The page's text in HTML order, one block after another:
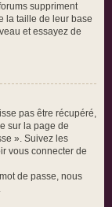
suppriment
la taille de leur base
et essayez de
pas être récupéré,
sur la page de
». Suivez les
vous connecter de
de passe, nous